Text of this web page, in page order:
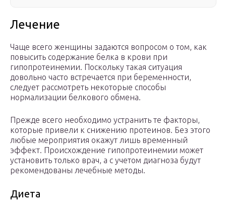
Лечение
Чаще всего женщины задаются вопросом о том, как
повысить содержание белка в крови при
гипопротеинемии. Поскольку такая ситуация
довольно часто встречается при беременности,
следует рассмотреть некоторые способы
нормализации белкового обмена.
Прежде всего необходимо устранить те факторы,
которые привели к снижению протеинов. Без этого
любые мероприятия окажут лишь временный
эффект. Происхождение гипопротеинемии может
установить только врач, а с учетом диагноза будут
рекомендованы лечебные методы.
Диета